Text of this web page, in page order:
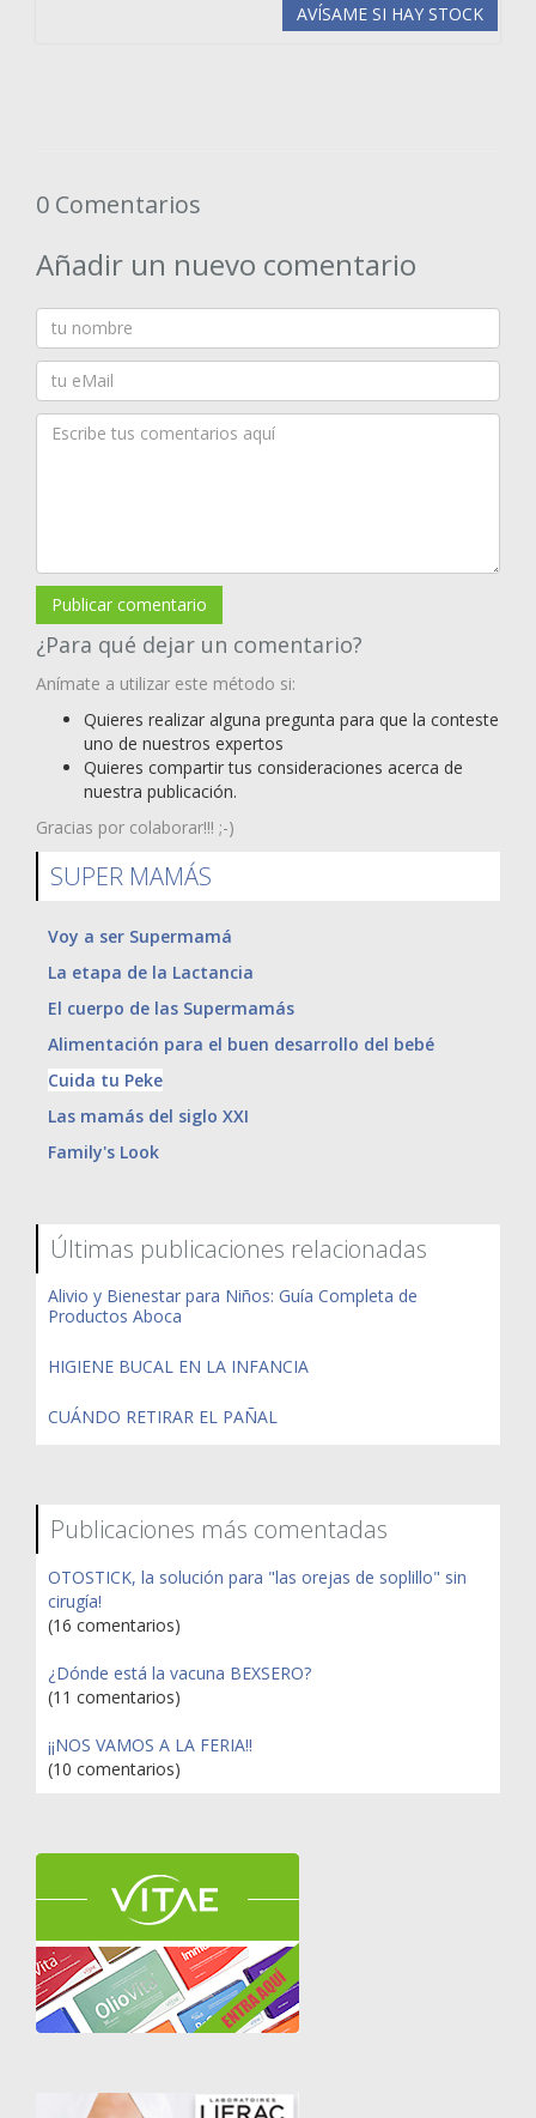
AVÍSAME SI HAY STOCK
0 Comentarios
Añadir un nuevo comentario
Publicar comentario
¿Para qué dejar un comentario?
Anímate a utilizar este método si:
Quieres realizar alguna pregunta para que la conteste
uno de nuestros expertos
Quieres compartir tus consideraciones acerca de
nuestra publicación.
Gracias por colaborar!!! ;-)
SUPER MAMÁS
Voy a ser Supermamá
La etapa de la Lactancia
El cuerpo de las Supermamás
Alimentación para el buen desarrollo del bebé
Cuida tu Peke
Las mamás del siglo XXI
Family's Look
Últimas publicaciones relacionadas
Alivio y Bienestar para Niños: Guía Completa de
Productos Aboca
HIGIENE BUCAL EN LA INFANCIA
CUÁNDO RETIRAR EL PAÑAL
Publicaciones más comentadas
OTOSTICK, la solución para "las orejas de soplillo" sin
cirugía!
(16 comentarios)
¿Dónde está la vacuna BEXSERO?
(11 comentarios)
¡¡NOS VAMOS A LA FERIA!!
(10 comentarios)